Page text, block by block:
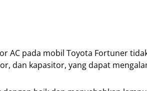
AC pada mobil Toyota Fortuner
dan kapasitor, yang dapat